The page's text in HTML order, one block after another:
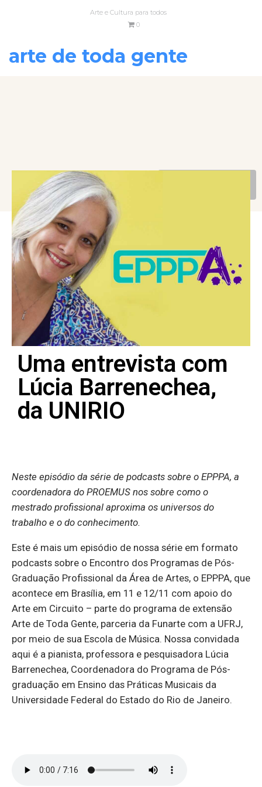
Arte e Cultura para todos
0
arte de toda gente
Uma entrevista com
Lúcia Barrenechea,
da UNIRIO
Neste episódio da série de podcasts sobre o EPPPA, a
coordenadora do PROEMUS nos sobre como o
mestrado profissional aproxima os universos do
trabalho e o do conhecimento.
Este é mais um episódio de nossa série em formato
podcasts sobre o Encontro dos Programas de Pós-
Graduação Profissional da Área de Artes, o EPPPA, que
acontece em Brasília, em 11 e 12/11 com apoio do
Arte em Circuito – parte do programa de extensão
Arte de Toda Gente, parceria da Funarte com a UFRJ,
por meio de sua Escola de Música. Nossa convidada
aqui é a pianista, professora e pesquisadora Lúcia
Barrenechea, Coordenadora do Programa de Pós-
graduação em Ensino das Práticas Musicais da
Universidade Federal do Estado do Rio de Janeiro.